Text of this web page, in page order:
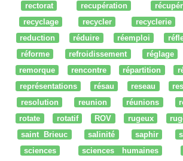
rectorat
recupération
recyclage
recycler recyclerie
reduction
réduire réemploi
réforme
refroidissement réglage
remorque
rencontre répartition
représentations
résau reseau
resolution
reunion réunions
rotate
rotatif ROV rugeux
saint Brieuc
salinité saphir
sciences
sciences humaines